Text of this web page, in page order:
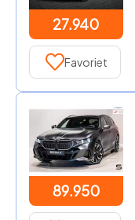
27.940
Favoriet
89.950